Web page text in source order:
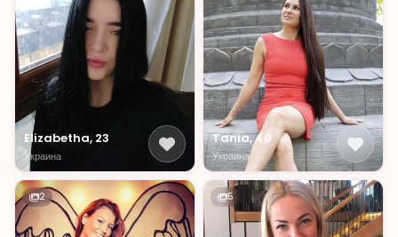
Elizabetha, 23
Украина
Tania, 40
Украина
2 5